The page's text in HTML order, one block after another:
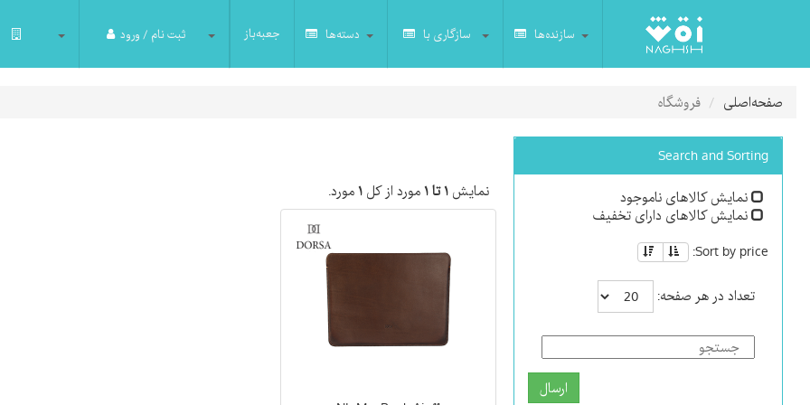
سازنده‌ها سازگاری با دسته‌ها جعبه‌باز ثبت نام / ورود
صفحه‌اصلی فروشگاه
Search and Sorting
نمایش کالاهای ناموجود
نمایش کالاهای دارای تخفیف
Sort by price:
تعداد در هر صفحه:
ارسال
نمایش۱ تا ۱ مورد از کل۱ مورد.